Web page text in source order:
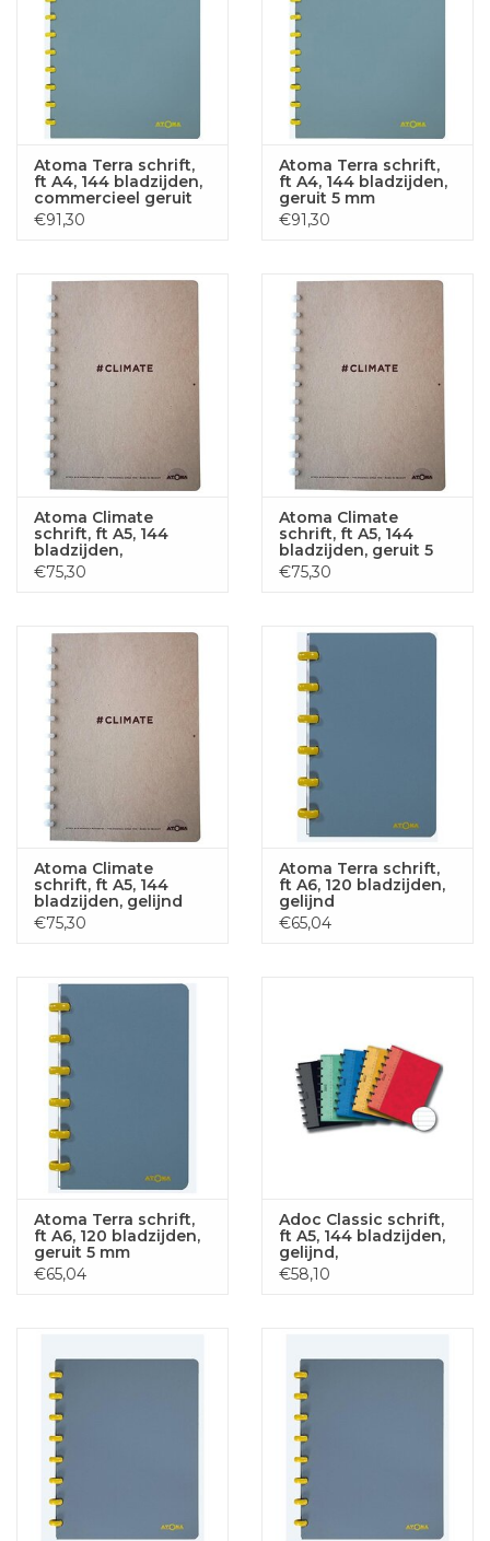
Atoma Terra schrift,
ft A4, 144 bladzijden,
commercieel geruit
€91,30
Atoma Terra schrift,
ft A4, 144 bladzijden,
geruit 5 mm
€91,30
Atoma Climate
schrift, ft A5, 144
bladzijden,
commercieel geruit
€75,30
Atoma Climate
schrift, ft A5, 144
bladzijden, geruit 5
mm
€75,30
Atoma Climate
schrift, ft A5, 144
bladzijden, gelijnd
€75,30
Atoma Terra schrift,
ft A6, 120 bladzijden,
gelijnd
€65,04
Atoma Terra schrift,
ft A6, 120 bladzijden,
geruit 5 mm
€65,04
Adoc Classic schrift,
ft A5, 144 bladzijden,
gelijnd,
geassorteerde
kleuren
€58,10